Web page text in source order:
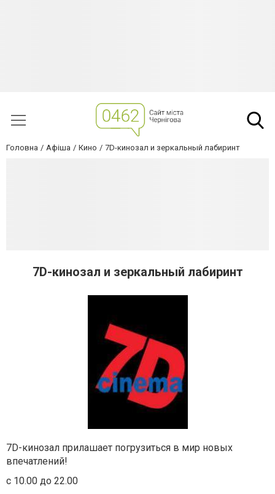
Головна Афіша Кино 7D-кинозал и зеркальный лабиринт
7D-кинозал и зеркальный лабиринт
7D-кинозал прилашает погрузиться в мир новых
впечатлений!
с 10.00 до 22.00